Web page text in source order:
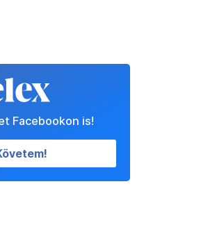
Facebookon is!